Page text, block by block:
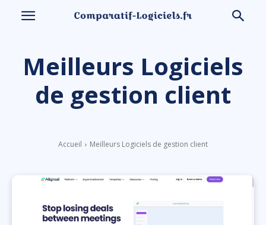
Meilleurs Logiciels
de gestion client
Accueil Meilleurs Logiciels de gestion client